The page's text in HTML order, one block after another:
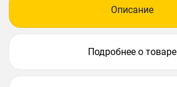
Описание
Подробнее о товаре